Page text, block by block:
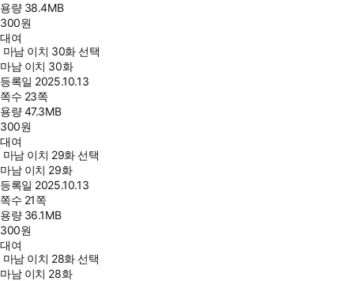
용량 38.4MB
300원
대여
마남 이치 30화 선택
마남 이치 30화
등록일 2025.10.13
쪽수 23쪽
용량47.3MB
300원
대여
마남 이치 29화 선택
마남 이치 29화
등록일 2025.10.13
쪽수 21쪽
용량 36.1MB
300원
대여
마남 이치 28화 선택
마남 이치 28화